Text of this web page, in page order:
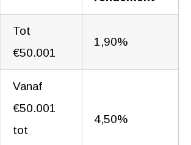
Tot
€50.001
1,90%
Vanaf
€50.001
tot
4,50%